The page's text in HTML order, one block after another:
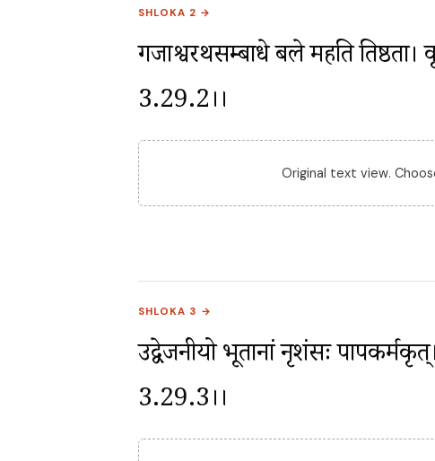
SHLOKA 2 →
गजाश्वरथसम्बाधे बले महति
3.29.2।।
Original text view.
SHLOKA 3 →
उद्वेजनीयो भूतानां नृशंसः पापकर्मकृत्।
3.29.3।।